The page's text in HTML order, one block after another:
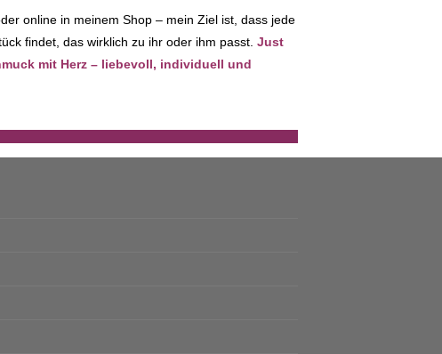
online in meinem Shop – mein Ziel ist, dass jede
findet, das wirklich zu ihr oder ihm passt. Just
mit Herz – liebevoll, individuell und